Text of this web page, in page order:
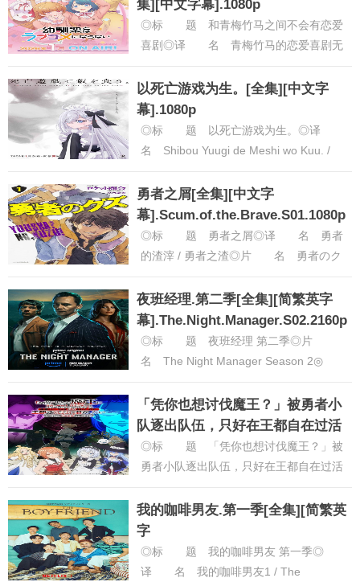
集][中文字幕].1080p
◎标 题 和青梅竹马之间不会有恋爱
喜剧◎译 名 青梅竹马的恋爱喜剧无
にならない◎年 代 2026◎......
细]
以死亡游戏为生。[全集][中文字
幕].1080p
◎标 题 以死亡游戏为生。◎译
名 Shibou Yuugi de Meshi wo Kuu. /
勇者之屑[全集][中文字
幕].Scum.of.the.Brave.S01.1080p
◎标 题 勇者之屑◎译 名 勇者
的渣滓 / 勇者之渣◎片 名 勇者のク
◎类 别 动画◎语 言...... [详细]
夜班经理.第二季[全集][简繁英字
幕].The.Night.Manager.S02.2160p
◎标 题 夜班经理 第二季◎片
名 The Night Manager Season 2◎
国◎...... [详细]
「凭你也想讨伐魔王？」被勇者小
队逐出队伍，只好在王都自在过活
[全集][中文字幕].1080p
◎标 题 「凭你也想讨伐魔王？」被
勇者小队逐出队伍，只好在王都自在过活
王」被攻略厨踢出了勇者队伍，想在
王......
我的咖啡男友.第一季[全集][简繁英
字
幕].The.Boyfriend.S02.2024.1080p
◎标 题 我的咖啡男友 第一季◎
译 名 我的咖啡男友1 / The